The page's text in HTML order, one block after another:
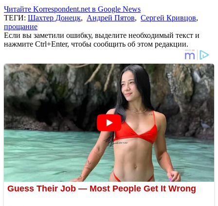
Читайте Korrespondent.net в Google News
ТЕГИ: Шахтер Донецк, Андрей Пятов, Сергей Кривцов,
прощание
Если вы заметили ошибку, выделите необходимый текст и
нажмите Ctrl+Enter, чтобы сообщить об этом редакции.